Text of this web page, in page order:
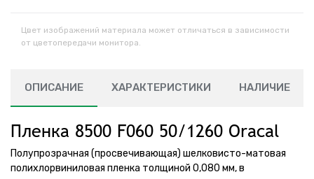
Цвет изображений материала может отличаться в зависимости
от цветопередачи монитора.
ОПИСАНИЕ ХАРАКТЕРИСТИКИ НАЛИЧИЕ
Пленка 8500 F060 50/1260 Oracal
Полупрозрачная (просвечивающая) шелковисто-матовая
полихлорвиниловая пленка толщиной 0,080 мм, в